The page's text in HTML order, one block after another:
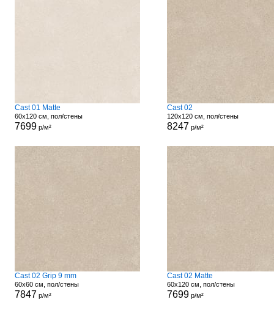
Cast 01 Matte
60x120 см, пол/стены
7699р/м²
Cast 02
120x120 см, пол/стены
8247 р/м²
Cast 02 Grip 9 mm
60x60 см, пол/стены
7847 р/м²
Cast 02 Matte
60x120 см, пол/стены
7699р/м²